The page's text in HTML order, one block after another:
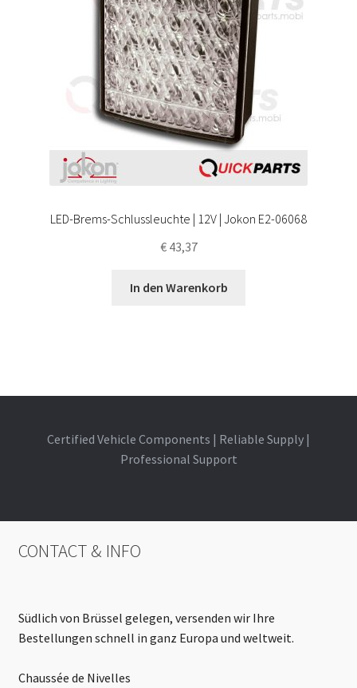
LED-Brems-Schlussleuchte | 12V | Jokon E2-06068
€43,37
In den Warenkorb
Certified Vehicle Components | Reliable Supply |
Professional Support
CONTACT & INFO
Südlich von Brüssel gelegen, versenden wir Ihre
Bestellungen schnell in ganz Europa und weltweit.
Chaussée de Nivelles